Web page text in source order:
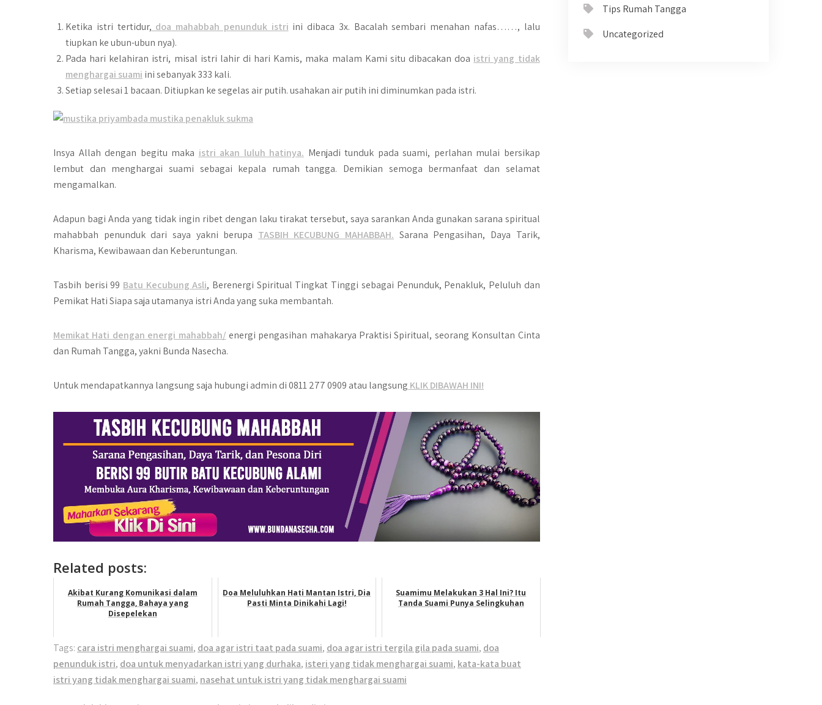
Ketika istri tertidur, doa mahabbah penunduk istri ini dibaca 3x. Bacalah sembari menahan nafas……, lalu
tiupkan ke ubun-ubun nya).
Pada hari kelahiran istri, misal istri lahir di hari Kamis, maka malam Kami situ dibacakan doa istri yang tidak
menghargai suami ini sebanyak 333 kali.
Setiap selesai 1 bacaan. Ditiupkan ke segelas air putih. usahakan air putih ini diminumkan pada istri.
Insya Allah dengan begitu maka istri akan luluh hatinya. Menjadi tunduk pada suami, perlahan mulai bersikap
lembut dan menghargai suami sebagai kepala rumah tangga. Demikian semoga bermanfaat dan selamat
mengamalkan.
Adapun bagi Anda yang tidak ingin ribet dengan laku tirakat tersebut, saya sarankan Anda gunakan sarana spiritual
mahabbah penunduk dari saya yakni berupa TASBIH KECUBUNG MAHABBAH. Sarana Pengasihan, Daya Tarik,
Kharisma, Kewibawaan dan Keberuntungan.
Tasbih berisi 99 Batu Kecubung Asli, Berenergi Spiritual Tingkat Tinggi sebagai Penunduk, Penakluk, Peluluh dan
Pemikat Hati Siapa saja utamanya istri Anda yang suka membantah.
Memikat Hati dengan energi mahabbah/ energi pengasihan mahakarya Praktisi Spiritual, seorang Konsultan Cinta
dan Rumah Tangga, yakni Bunda Nasecha.
Untuk mendapatkannya langsung saja hubungi admin di 0811 277 0909 atau langsung KLIK DIBAWAH INI!
Related posts:
Akibat Kurang Komunikasi dalam
Rumah Tangga, Bahaya yang
Disepelekan
Doa Meluluhkan Hati Mantan Istri, Dia
Pasti Minta Dinikahi Lagi!
Suamimu Melakukan 3 Hal Ini? Itu
Tanda Suami Punya Selingkuhan
Tags: cara istri menghargai suami, doa agar istri taat pada suami, doa agar istri tergila gila pada suami, doa
penunduk istri, doa untuk menyadarkan istri yang durhaka, isteri yang tidak menghargai suami, kata-kata buat
istri yang tidak menghargai suami, nasehat untuk istri yang tidak menghargai suami
Tips Rumah Tangga
Uncategorized